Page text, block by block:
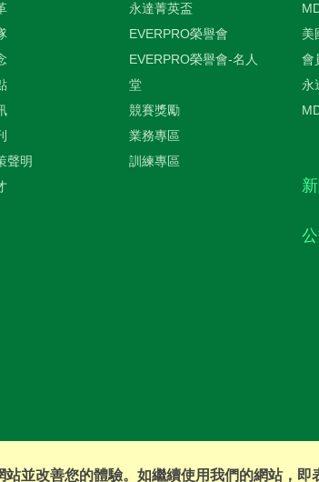
聲明
永達菁英盃
EVERPRO榮譽會
EVERPRO榮譽會-名人
堂
競賽獎勵
業務專區
訓練專區
美
會
永
並改善您的體驗。如繼續使用我們的網站，即